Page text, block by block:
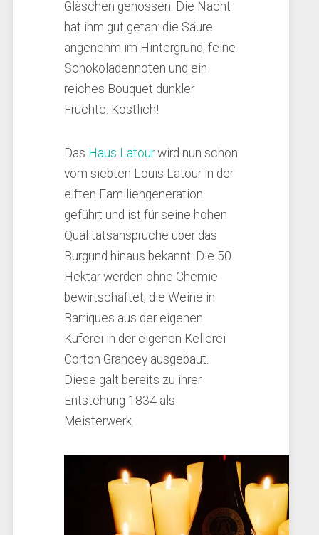
Gläschen genossen. Die Nacht
hat ihm gut getan: die Säure
angenehm im Hintergrund, feine
Schokoladennoten und ein
reiches Bouquet dunkler
Früchte. Köstlich!
Das Haus Latourwird nun schon
vom siebten Louis Latour in der
elften Familiengeneration
geführt und ist für seine hohen
Qualitätsansprüche über das
Burgund hinaus bekannt. Die 50
Hektar werden ohne Chemie
bewirtschaftet, die Weine in
Barriques aus der eigenen
Küferei in der eigenen Kellerei
Corton Grancey ausgebaut.
Diese galt bereits zu ihrer
Entstehung 1834 als
Meisterwerk.